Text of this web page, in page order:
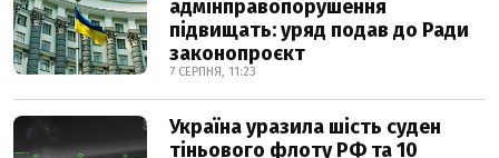
адмінправопорушення
підвищать: уряд подав до Ради
законопроєкт
7 СЕРПНЯ, 11:23
Україна уразила шість суден
тіньового флоту РФ та 10